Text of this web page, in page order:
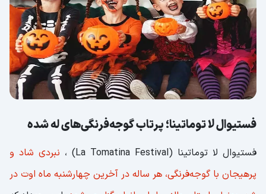
فستیوال لا توماتینا؛ پرتاب گوجه‌فرنگی‌های له شده
فستیوال لا توماتینا (La Tomatina Festival) ،
نبردی شاد و
پرهیجان با گوجه‌فرنگی، هر ساله در آخرین چهارشنبه ماه اوت در